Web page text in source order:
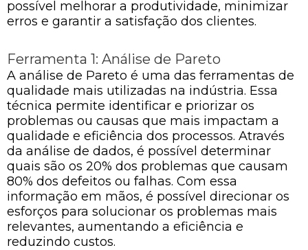
possível melhorar a produtividade, minimizar
erros e garantir a satisfação dos clientes.
Ferramenta 1: Análise de Pareto
A análise de Pareto é uma das ferramentas de
qualidade mais utilizadas na indústria. Essa
técnica permite identificar e priorizar os
problemas ou causas que mais impactam a
qualidade e eficiência dos processos. Através
da análise de dados, é possível determinar
quais são os 20% dos problemas que causam
80% dos defeitos ou falhas. Com essa
informação em mãos, é possível direcionar os
esforços para solucionar os problemas mais
relevantes, aumentando a eficiência e
reduzindo custos.